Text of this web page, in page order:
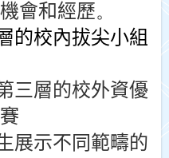
會和經歷。
的校內拔尖小組
三層的校外資優
展示不同範疇的